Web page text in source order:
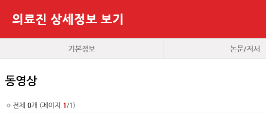
의료진 상세정보 보기
기본정보 논문/저서
동영상
전체 0개 (페이지 1/1)